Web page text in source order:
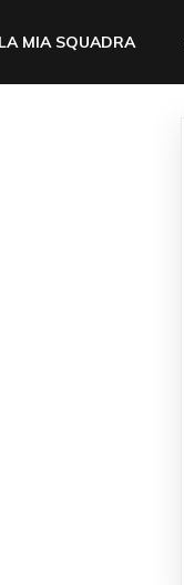
MIA SQUADRA